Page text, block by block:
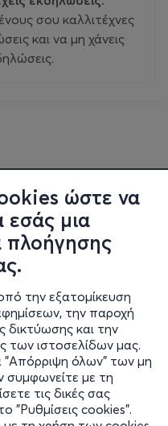
ώστε να
εσάς μια
πλοήγησης
την εξατομίκευση
την παροχή
δικτύωσης και την
των ιστοσελίδων μας.
"Απόρριψη όλων" των μη
συμφωνείτε με τη
τις δικές σας
"Ρυθμίσεις cookies".
σου καλλιτέχνες
και να μη χάνεις